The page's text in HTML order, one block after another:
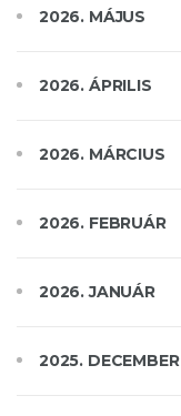
2026. MÁJUS
2026. ÁPRILIS
2026. MÁRCIUS
2026. FEBRUÁR
2026. JANUÁR
2025. DECEMBER